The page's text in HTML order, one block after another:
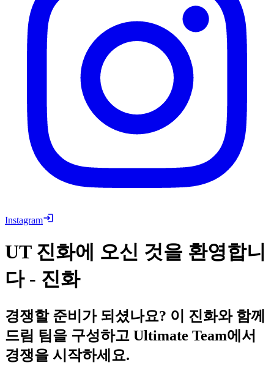
Instagram
UT 진화에 오신 것을 환영합니
다 - 진화
경쟁할 준비가 되셨나요? 이 진화와 함께
드림 팀을 구성하고 Ultimate Team에서
경쟁을 시작하세요.